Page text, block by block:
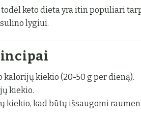
keto dieta yra itin populiari
lygiui.
kalorijų kiekio (20-50 g per dieną).
kiekio.
kiekio, kad būtų išsaugomi